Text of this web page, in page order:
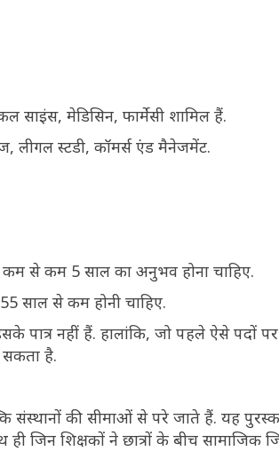
साइंस, मेडिसिन, फार्मेसी शामिल हैं.
लीगल स्टडी, कॉमर्स एंड मैनेजमेंट.
कम से कम 5 साल का अनुभव होना चाहिए.
साल से कम होनी चाहिए.
पात्र नहीं हैं. हालांकि, जो पहले ऐसे
सकता है.
की सीमाओं से परे जाते हैं. यह
जिन शिक्षकों ने छात्रों के बीच सामाजिक